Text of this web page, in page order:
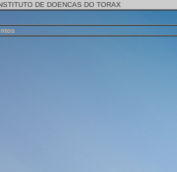
DE DOENCAS DO TORAX